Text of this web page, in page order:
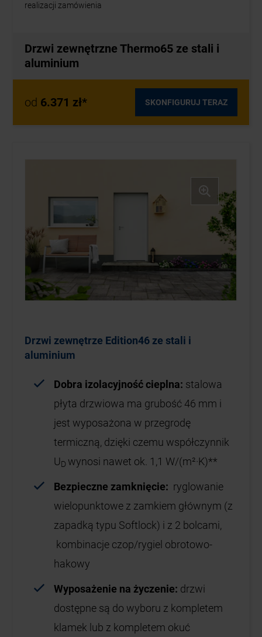
realizacji zamówienia
Drzwi zewnętrzne Thermo65 ze stali i
aluminium
od 6.371 zł* SKONFIGURUJ TERAZ
Drzwi zewnętrze Edition46 ze stali i
aluminium
Dobra izolacyjność cieplna: stalowa
płyta drzwiowa ma grubość 46 mm i
jest wyposażona w przegrodę
termiczną, dzięki czemu współczynnik
UD wynosi nawet ok. 1,1 W/(m²·K)**
Bezpieczne zamknięcie: ryglowanie
wielopunktowe z zamkiem głównym (z
zapadką typu Softlock) i z 2 bolcami,
kombinacje czop/rygiel obrotowo-
hakowy
Wyposażenie na życzenie: drzwi
dostępne są do wyboru z kompletem
klamek lub z kompletem okuć